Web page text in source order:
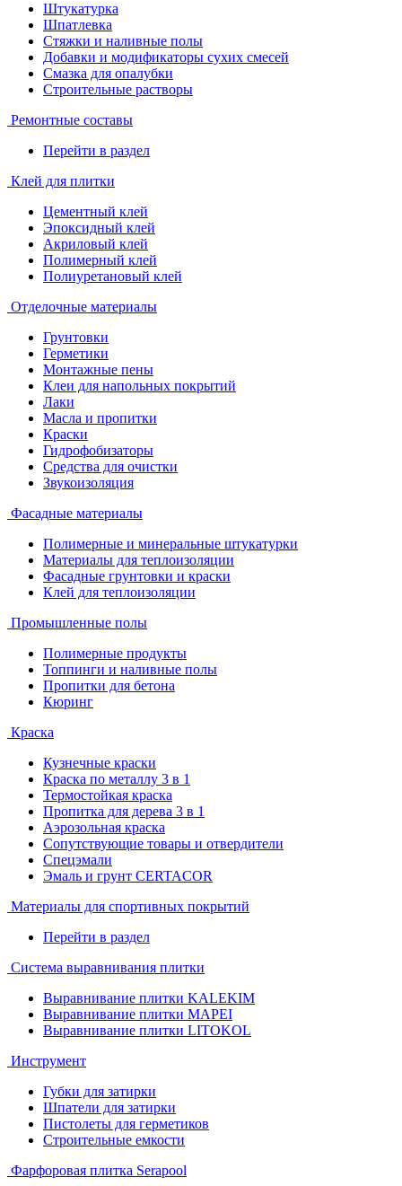
Штукатурка
Шпатлевка
Стяжки и наливные полы
Добавки и модификаторы сухих смесей
Смазка для опалубки
Строительные растворы
Ремонтные составы
Перейти в раздел
Клей для плитки
Цементный клей
Эпоксидный клей
Акриловый клей
Полимерный клей
Полиуретановый клей
Отделочные материалы
Грунтовки
Герметики
Монтажные пены
Клеи для напольных покрытий
Лаки
Масла и пропитки
Краски
Гидрофобизаторы
Средства для очистки
Звукоизоляция
Фасадные материалы
Полимерные и минеральные штукатурки
Материалы для теплоизоляции
Фасадные грунтовки и краски
Клей для теплоизоляции
Промышленные полы
Полимерные продукты
Топпинги и наливные полы
Пропитки для бетона
Кюринг
Краска
Кузнечные краски
Краска по металлу 3 в 1
Термостойкая краска
Пропитка для дерева 3 в 1
Аэрозольная краска
Сопутствующие товары и отвердители
Спецэмали
Эмаль и грунт CERTACOR
Материалы для спортивных покрытий
Перейти в раздел
Система выравнивания плитки
Выравнивание плитки KALEKIM
Выравнивание плитки MAPEI
Выравнивание плитки LITOKOL
Инструмент
Губки для затирки
Шпатели для затирки
Пистолеты для герметиков
Строительные емкости
Фарфоровая плитка Serapool